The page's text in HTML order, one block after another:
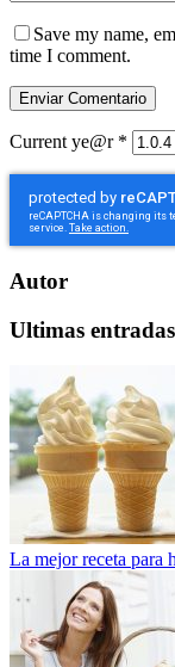
Save my name,
time I comment.
Current ye@r *
Autor
Ultimas entradas
La mejor receta para